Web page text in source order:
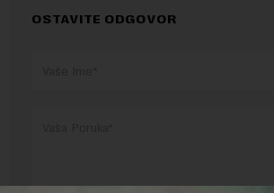
OSTAVITE ODGOVOR